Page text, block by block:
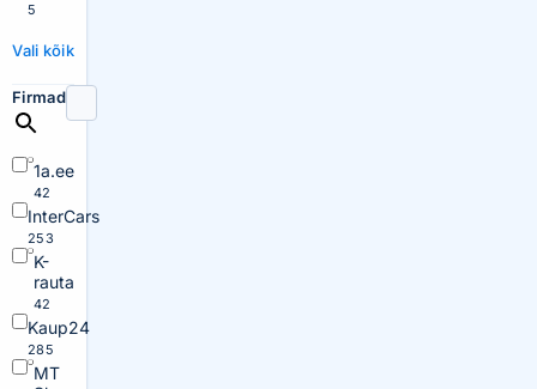
5
Vali kõik
Firmad
1a.ee
42
InterCars
253
K-
rauta
42
Kaup24
285
MT